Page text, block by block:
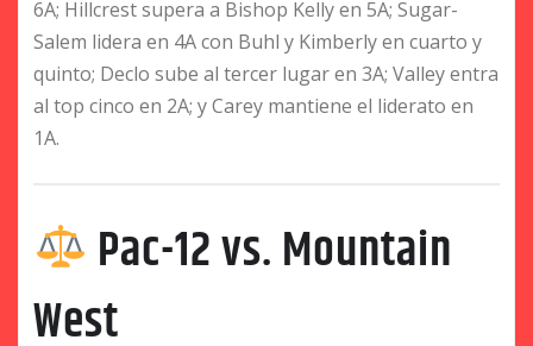
6A; Hillcrest supera a Bishop Kelly en 5A; Sugar-
Salem lidera en 4A con Buhl y Kimberly en cuarto y
quinto; Declo sube al tercer lugar en 3A; Valley entra
al top cinco en 2A; y Carey mantiene el liderato en
1A.
Pac-12 vs. Mountain
West